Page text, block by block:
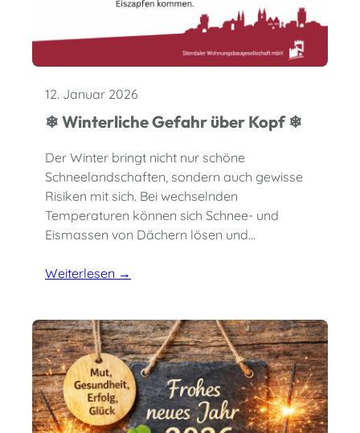
12. Januar 2026
❄ Winterliche Gefahr über Kopf ❄
Der Winter bringt nicht nur schöne
Schneelandschaften, sondern auch gewisse
Risiken mit sich. Bei wechselnden
Temperaturen können sich Schnee- und
Eismassen von Dächern lösen und…
Weiterlesen →